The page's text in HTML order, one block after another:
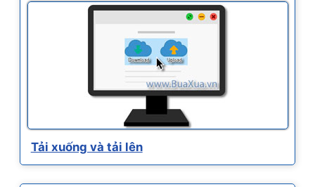
Tải xuống và tải lên